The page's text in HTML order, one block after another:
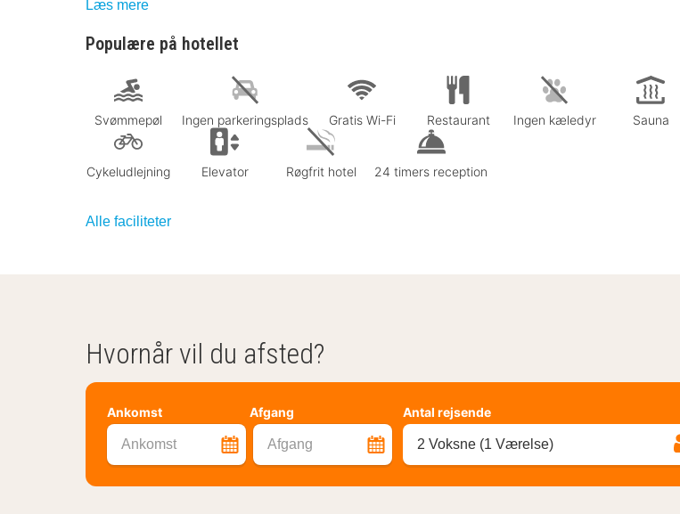
Læs mere
Populære på hotellet
Svømmepøl Ingen parkeringsplads Gratis Wi-Fi Restaurant Ingen kæledyr Sauna
Cykeludlejning Elevator Røgfrit hotel 24 timers reception
Alle faciliteter
Hvornår vil du afsted?
Ankomst Afgang
Ankomst Afgang
Antal rejsende
2 Voksne (1 Værelse)